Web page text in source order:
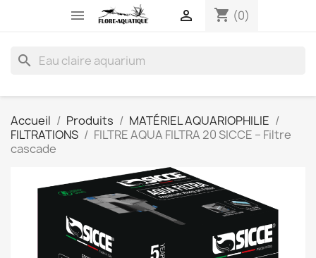
 shopping_cart (0)

search
Accueil Produits
MATÉRIEL AQUARIOPHILIE
FILTRATIONS
FILTRE AQUA FILTRA 20 SICCE – Filtre
cascade